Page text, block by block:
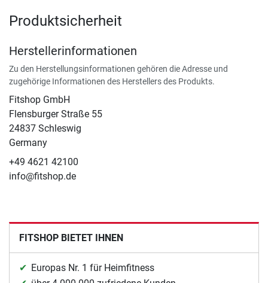
Produktsicherheit
Herstellerinformationen
Zu den Herstellungsinformationen gehören die Adresse und
zugehörige Informationen des Herstellers des Produkts.
Fitshop GmbH
Flensburger Straße 55
24837 Schleswig
Germany
+49 4621 42100
info@fitshop.de
FITSHOP BIETET IHNEN
Europas Nr. 1 für Heimfitness